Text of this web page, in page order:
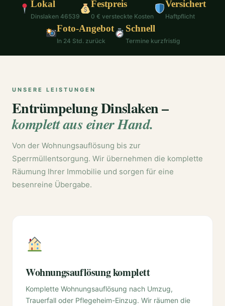
Lokal
Dinslaken 46539
Festpreis
0 € versteckte Kosten
Versichert
Haftpflicht
Foto-Angebot
In 24 Std. zurück
Schnell
Termine kurzfristig
UNSERE LEISTUNGEN
Entrümpelung Dinslaken –
komplett aus einer Hand.
Von der Wohnungsauflösung bis zur
Sperrmüllentsorgung. Wir übernehmen die komplette
Räumung Ihrer Immobilie und sorgen für eine
besenreine Übergabe.
Wohnungsauflösung komplett
Komplette Wohnungsauflösung nach Umzug,
Trauerfall oder Pflegeheim-Einzug. Wir räumen die